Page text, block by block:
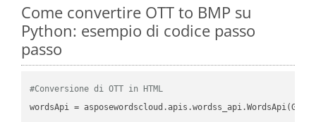
Come convertire OTT to BMP su
Python: esempio di codice passo
passo
#Conversione di OTT in HTML
wordsApi =